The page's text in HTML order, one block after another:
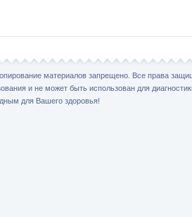
материалов запрещено. Все права
и не может быть использован для
для Вашего здоровья!